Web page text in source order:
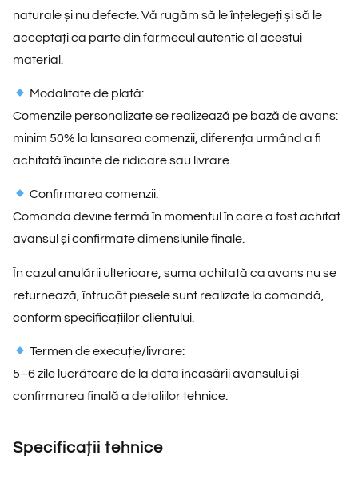
naturale și nu defecte. Vă rugăm să le înțelegeți și să le
acceptați ca parte din farmecul autentic al acestui
material.
Modalitate de plată:
Comenzile personalizate se realizează pe bază de avans:
minim 50% la lansarea comenzii, diferența urmând a fi
achitată înainte de ridicare sau livrare.
Confirmarea comenzii:
Comanda devine fermă în momentul în care a fost achitat
avansul și confirmate dimensiunile finale.
În cazul anulării ulterioare, suma achitată ca avans nu se
returnează, întrucât piesele sunt realizate la comandă,
conform specificațiilor clientului.
Termen de execuție/livrare:
5–6 zile lucrătoare de la data încasării avansului și
confirmarea finală a detaliilor tehnice.
Specificații tehnice